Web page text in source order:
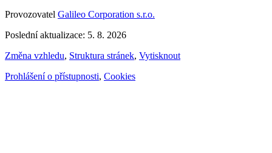
Provozovatel Galileo Corporation s.r.o.
Poslední aktualizace: 5. 8. 2026
Změna vzhledu, Struktura stránek, Vytisknout
Prohlášení o přístupnosti, Cookies